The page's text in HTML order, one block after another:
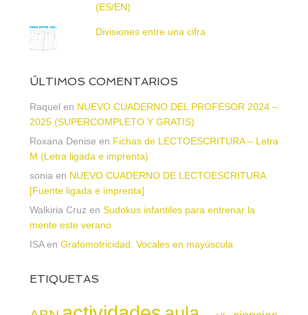
(ES/EN)
Divisiones entre una cifra
ÚLTIMOS COMENTARIOS
Raquel en NUEVO CUADERNO DEL PROFESOR 2024 –
2025 (SUPERCOMPLETO Y GRATIS)
Roxana Denise en Fichas de LECTOESCRITURA – Letra
M (Letra ligada e imprenta)
sonia en NUEVO CUADERNO DE LECTOESCRITURA
[Fuente ligada e imprenta]
Walkiria Cruz en Sudokus infantiles para entrenar la
mente este verano
ISAen Grafomotricidad. Vocales en mayúscula
ETIQUETAS